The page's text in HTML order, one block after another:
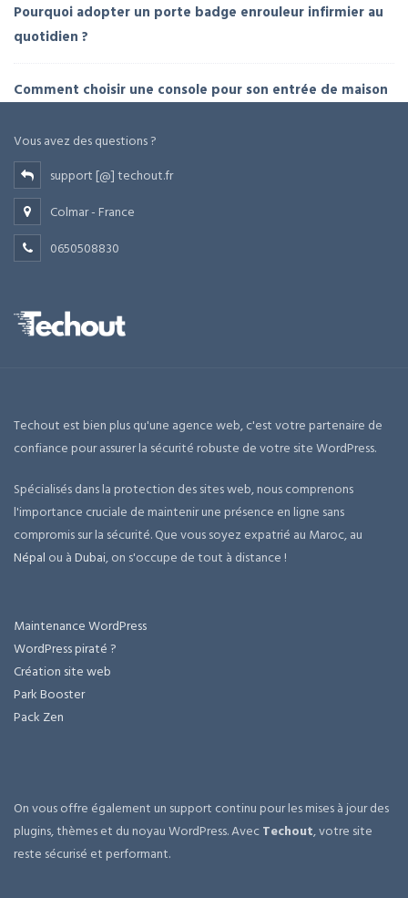
Pourquoi adopter un porte badge enrouleur infirmier au
quotidien ?
Comment choisir une console pour son entrée de maison
Vous avez des questions ?
support [@] techout.fr
Colmar - France
0650508830
Techout est bien plus qu'une agence web, c'est votre partenaire de
confiance pour assurer la sécurité robuste de votre site WordPress.
Spécialisés dans la protection des sites web, nous comprenons
l'importance cruciale de maintenir une présence en ligne sans
compromis sur la sécurité. Que vous soyez expatrié au Maroc, au
Népal ou àDubai, on s'occupe de tout à distance !
Maintenance WordPress
WordPress piraté ?
Création site web
Park Booster
Pack Zen
On vous offre également un support continu pour les mises à jour des
plugins, thèmes et du noyau WordPress. AvecTechout, votre site
reste sécurisé et performant.